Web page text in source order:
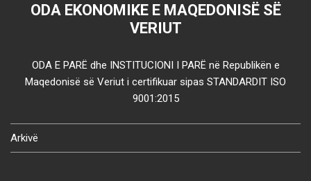
ODA EKONOMIKE E MAQEDONISË SË
VERIUT
ODA E PARË dhe INSTITUCIONI I PARË në Republikën e
Maqedonisë së Veriut i certifikuar sipas STANDARDIT ISO
9001:2015
Arkivë